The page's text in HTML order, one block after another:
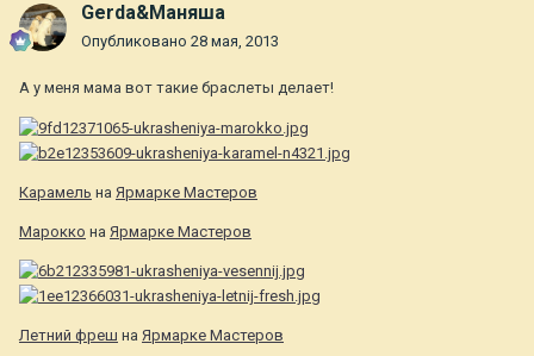
Gerda&Маняша
Опубликовано 28 мая, 2013
А у меня мама вот такие браслеты делает!
Карамель на Ярмарке Мастеров
Марокко на Ярмарке Мастеров
Летний фреш на Ярмарке Мастеров